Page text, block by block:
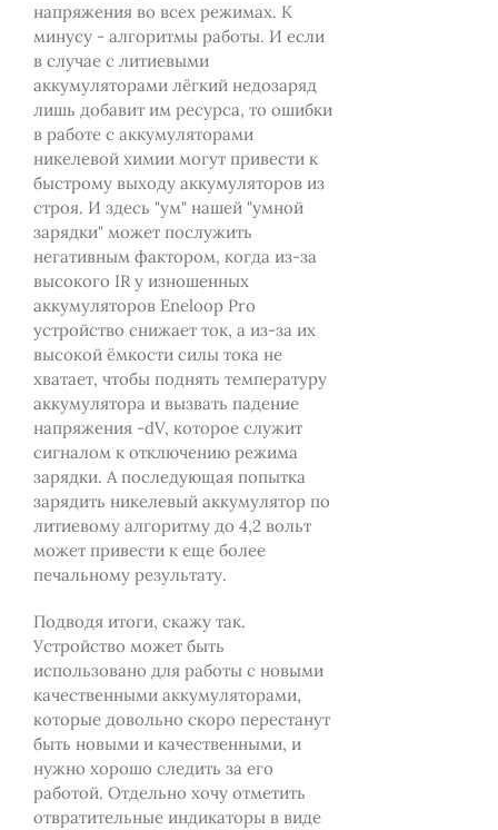
напряжения во всех режимах. К
минусу - алгоритмы работы. И если
в случае с литиевыми
аккумуляторами лёгкий недозаряд
лишь добавит им ресурса, то ошибки
в работе с аккумуляторами
никелевой химии могут привести к
быстрому выходу аккумуляторов из
строя. И здесь "ум" нашей "умной
зарядки" может послужить
негативным фактором, когда из-за
высокого IR у изношенных
аккумуляторов Eneloop Pro
устройство снижает ток, а из-за их
высокой ёмкости силы тока не
хватает, чтобы поднять температуру
аккумулятора и вызвать падение
напряжения -dV, которое служит
сигналом к отключению режима
зарядки. А последующая попытка
зарядить никелевый аккумулятор по
литиевому алгоритму до 4,2 вольт
может привести к еще более
печальному результату.
Подводя итоги, скажу так.
Устройство может быть
использовано для работы с новыми
качественными аккумуляторами,
которые довольно скоро перестанут
быть новыми и качественными, и
нужно хорошо следить за его
работой. Отдельно хочу отметить
отвратительные индикаторы в виде